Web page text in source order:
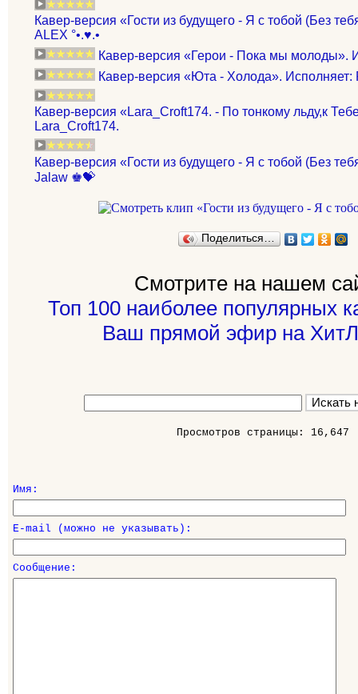
Кавер-версия «Гости из будущего - Я с тобой (Без
ALEX °•.♥.•
Кавер-версия «Герои - Пока мы молоды».
Кавер-версия «Юта - Холода». Исполняет:
Кавер-версия «Lara_Croft174. - По тонкому льду,к
Lara_Croft174.
Кавер-версия «Гости из будущего - Я с тобой (Без
Jalaw ♚💝
Поделиться…
Смотрите на нашем
Топ 100 наиболее популярных
Ваш прямой эфир на
Просмотров страницы: 16,647
Имя:
E-mail (можно не указывать):
Сообщение: